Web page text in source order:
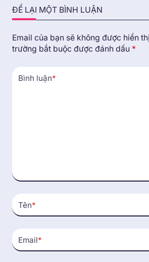
ĐỂ LẠI MỘT BÌNH LUẬN
Email của bạn sẽ không được hiển
trường bắt buộc được đánh dấu *
Bình luận*
Tên*
Email*